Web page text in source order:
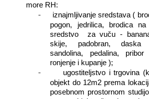
more RH:
-
iznajmljivanje sredstava (
pogon, jedrilica, brodica
sredstvo
za vuču -
skije, padobran, daska
sandolina, pedalina,
ronjenje i kupanje );
-
ugostiteljstvo i trgovina
objekt do 12m2 prema
posebnom prostornom